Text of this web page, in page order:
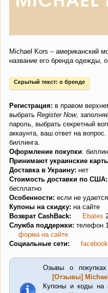
Michael Kors – американский
название его бренда одежды,
Скрытый текст: о бренде
Регистрация: в правом
выбрать Register Now,
пароль, выбрать секретный
аккаунта, ваш ответ на
биллинга.
Оформление покупки:
Принимают украинские
Доставка в Украину: нет
Стоимость доставки по США:
бесплатно
Особенности: если не
Купоны на скидку: на сайте
Возврат CashBack:
Ebates
Служба поддержки: телефон
форма на сайте
Социальные сети:
facebook
Озывы о
[Отзывы]
Купоны и коды на